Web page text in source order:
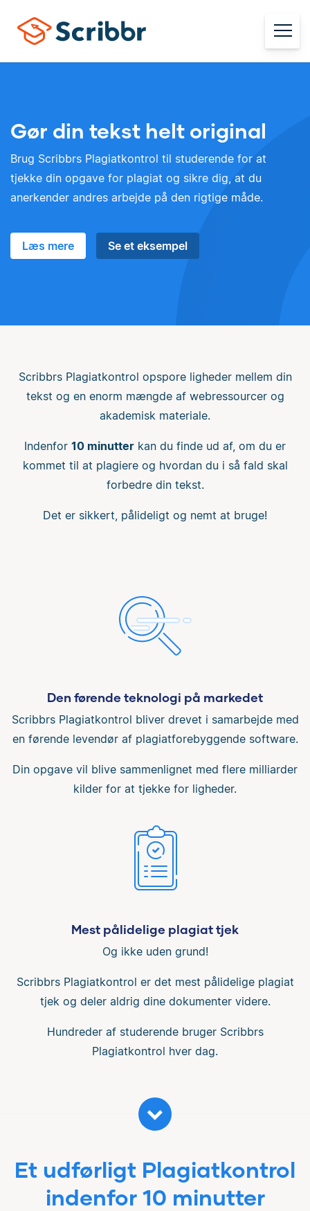
Gør din tekst helt original
Brug Scribbrs Plagiatkontrol til studerende for at
tjekke din opgave for plagiat og sikre dig, at du
anerkender andres arbejde på den rigtige måde.
Læs mere Se et eksempel
Scribbrs Plagiatkontrol opspore ligheder mellem din
tekst og en enorm mængde af webressourcer og
akademisk materiale.
Indenfor 10 minutter kan du finde ud af, om du er
kommet til at plagiere og hvordan du i så fald skal
forbedre din tekst.
Det er sikkert, pålideligt og nemt at bruge!
Den førende teknologi på markedet
Scribbrs Plagiatkontrol bliver drevet i samarbejde med
en førende levendør af plagiatforebyggende software.
Din opgave vil blive sammenlignet med flere milliarder
kilder for at tjekke for ligheder.
Mest pålidelige plagiat tjek
Og ikke uden grund!
Scribbrs Plagiatkontrol er det mest pålidelige plagiat
tjek og deler aldrig dine dokumenter videre.
Hundreder af studerende bruger Scribbrs
Plagiatkontrol hver dag.
Et udførligt Plagiatkontrol
indenfor 10 minutter